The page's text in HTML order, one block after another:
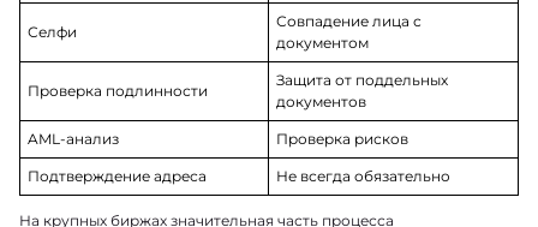
Селфи
Совпадение лица с
документом
Проверка подлинности
Защита от поддельных
документов
AML-анализ Проверка рисков
Подтверждение адреса Не всегда обязательно
На крупных биржах значительная часть процесса